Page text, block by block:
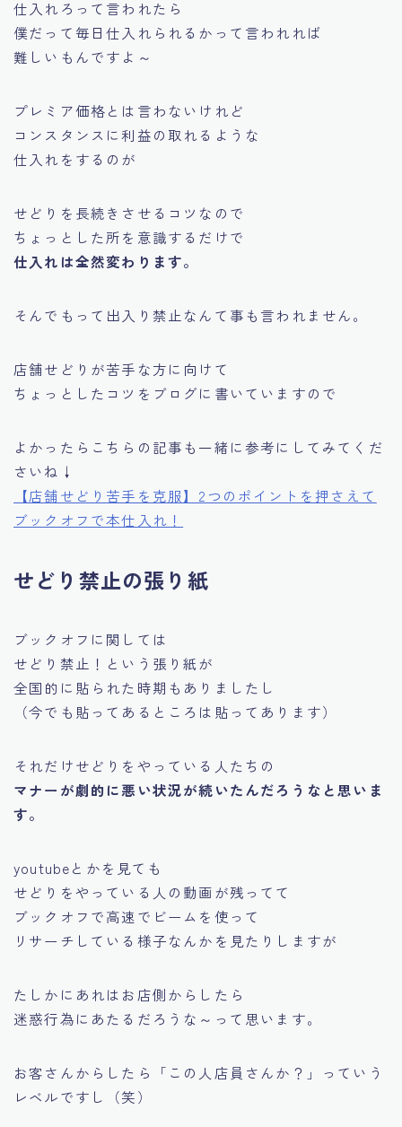
仕入れろって言われたら
僕だって毎日仕入れられるかって言われれば
難しいもんですよ～
プレミア価格とは言わないけれど
コンスタンスに利益の取れるような
仕入れをするのが
せどりを長続きさせるコツ なので
ちょっとした所を意識するだけで
仕入れは全然変わります。
そんでもって出入り禁止なんて事も言われません。
店舗せどりが苦手な方に向けて
ちょっとしたコツをブログに書いていますので
よかったらこちらの記事も一緒に参考にしてみてくだ
さいね↓
【店舗せどり苦手を克服】2つのポイントを押さえて
ブックオフで本仕入れ！
せどり禁止の張り紙
ブックオフに関しては
せどり禁止！という張り紙が
全国的に貼られた時期もありましたし
（今でも貼ってあるところは貼ってあります）
それだけせどりをやっている人たちの
マナーが劇的に悪い状況が続いたんだろうなと思いま
す。
youtubeとかを見ても
せどりをやっている人の動画が残ってて
ブックオフで高速でビームを使って
リサーチしている様子なんかを見たりしますが
たしかにあれはお店側からしたら
迷惑行為にあたるだろうな～って思います。
お客さんからしたら 「この人店員さんか？」
っていう
レベルですし（笑）